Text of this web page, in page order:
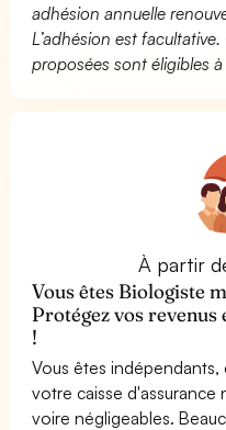
adhésion annuelle
L’adhésion est
proposées sont éligibles
À partir
Vous êtes Biologiste
Protégez vos revenus
!
Vous êtes
votre caisse d'assurance
voire négligeables.